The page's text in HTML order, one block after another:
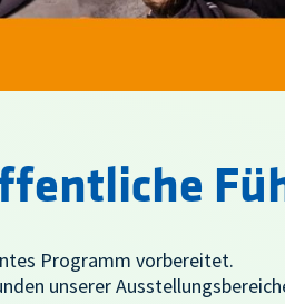
Programm vorbereitet.
unserer